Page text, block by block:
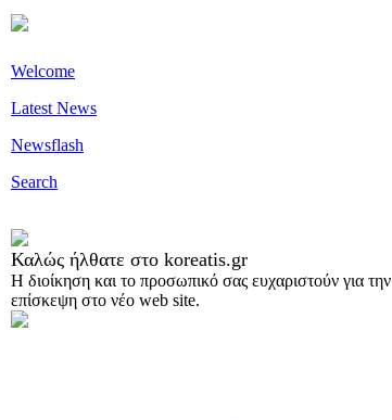
Welcome
Latest News
Newsflash
Search
Καλώς ήλθατε στο koreatis.gr
H διοίκηση και το προσωπικό σας ευχαριστούν για την
επίσκεψη στο νέο web site.